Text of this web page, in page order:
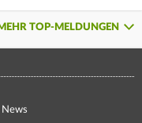
TOP-MELDUNGEN
News